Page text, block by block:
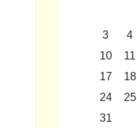
3
4
10
11
17
18
24
25
31